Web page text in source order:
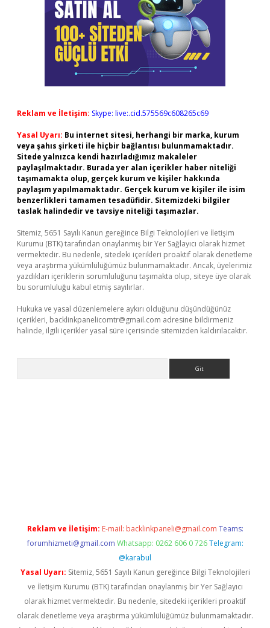
Reklam ve İletişim: Skype: live:.cid.575569c608265c69
Yasal Uyarı: Bu internet sitesi, herhangi bir marka, kurum
veya şahıs şirketi ile hiçbir bağlantısı bulunmamaktadır.
Sitede yalnızca kendi hazırladığımız makaleler
paylaşılmaktadır. Burada yer alan içerikler haber niteliği
taşımamakta olup, gerçek kurum ve kişiler hakkında
paylaşım yapılmamaktadır. Gerçek kurum ve kişiler ile isim
benzerlikleri tamamen tesadüfidir. Sitemizdeki bilgiler
taslak halindedir ve tavsiye niteliği taşımazlar.
Sitemiz, 5651 Sayılı Kanun gereğince Bilgi Teknolojileri ve İletişim
Kurumu (BTK) tarafından onaylanmış bir Yer Sağlayıcı olarak hizmet
vermektedir. Bu nedenle, sitedeki içerikleri proaktif olarak denetleme
veya araştırma yükümlülüğümüz bulunmamaktadır. Ancak, üyelerimiz
yazdıkları içeriklerin sorumluluğunu taşımakta olup, siteye üye olarak
bu sorumluluğu kabul etmiş sayılırlar.
Hukuka ve yasal düzenlemelere aykırı olduğunu düşündüğünüz
içerikleri, backlinkpanelicomtr@gmail.com adresine bildirmeniz
halinde, ilgili içerikler yasal süre içerisinde sitemizden kaldırılacaktır.
Reklam ve İletişim: E-mail: backlinkpaneli@gmail.com Teams:
forumhizmeti@gmail.com Whatsapp: 0262 606 0 726 Telegram:
@karabul
Yasal Uyarı: Sitemiz, 5651 Sayılı Kanun gereğince Bilgi Teknolojileri
ve İletişim Kurumu (BTK) tarafından onaylanmış bir Yer Sağlayıcı
olarak hizmet vermektedir. Bu nedenle, sitedeki içerikleri proaktif
olarak denetleme veya araştırma yükümlülüğümüz bulunmamaktadır.